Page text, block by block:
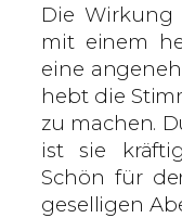
Die
mit einem
eine
hebt die
zu machen.
ist sie
Schön für
geselligen